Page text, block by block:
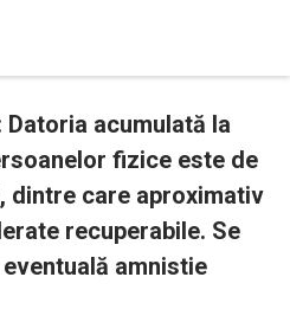
acumulată la
fizice este de
dintre care aproximativ
recuperabile. Se
amnistie